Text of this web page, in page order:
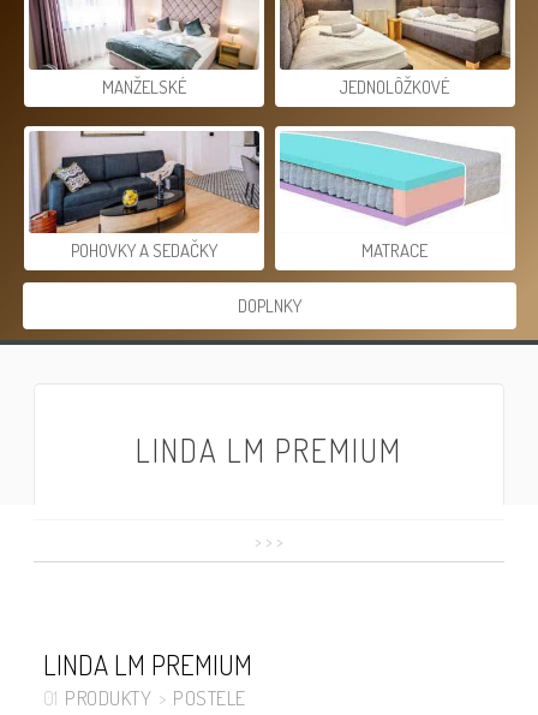
MANŽELSKÉ JEDNOLÔŽKOVÉ
POHOVKY A SEDAČKY MATRACE
DOPLNKY
LINDA LM PREMIUM
> > >
LINDA LM PREMIUM
01 PRODUKTY > POSTELE